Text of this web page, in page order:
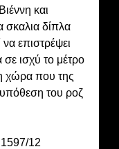
και
σκαλια δίπλα
επιστρέψει
ισχύ το μέτρο
χώρα που της
υπόθεση του ροζ
1597/12